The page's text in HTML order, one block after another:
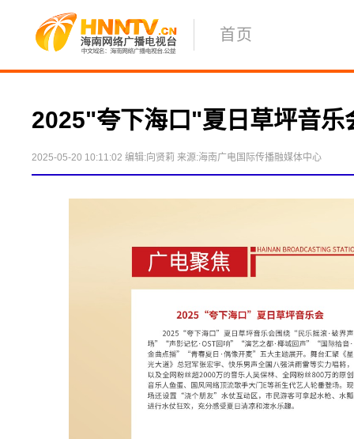
首页
2025"夸下海口"夏日草坪音乐
2025-05-20 10:11:02 编辑:向贤莉 来源:海南广电国际传播融媒体中心